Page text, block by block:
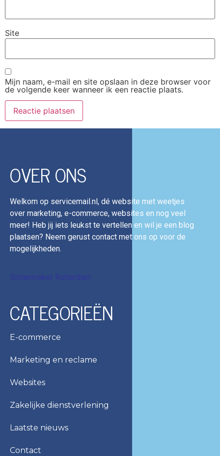
Site
Mijn naam, e-mail en site opslaan in deze browser voor
de volgende keer wanneer ik een reactie plaats.
OVER ONS
Welkom op servicemail.nl, dé website met weetjes
over marketing, e-commerce, websites en nog veel
meer! Heb jij iets leukst te vertellen en wil je een blog
plaatsen? Neem gerust contact met ons op voor de
mogelijkheden.
Slotenmaker Rotterdam
CATEGORIEËN
E-commerce
Marketing en reclame
Websites
Zakelijke dienstverlening
Laatste nieuws
Contact